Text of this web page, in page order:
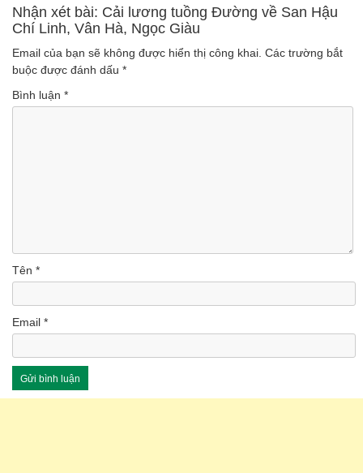
(Lượt nghe: 229)
Cải Lương Hồ Quảng
(Lượt nghe: 157)
Nhận xét bài: Cải lương tuồng Đường về San Hậu
Chí Linh, Vân Hà, Ngọc Giàu
Email của bạn sẽ không được hiển thị công khai. Các trường bắt
buộc được đánh dấu *
Bình luận *
Tên *
Email *